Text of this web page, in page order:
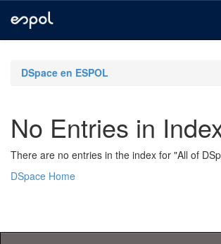
navigationDSpace en ESPOL
No Entries in
There are no entries in the index for "All of
DSpace Home